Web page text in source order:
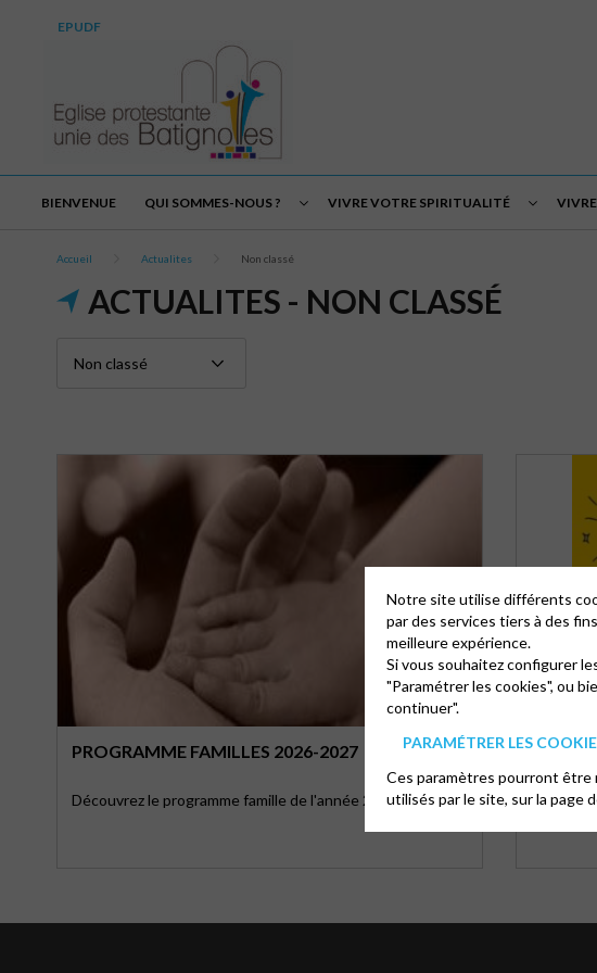
EPUDF
BIENVENUE QUI SOMMES-NOUS ? VIVRE VOTRE SPIRITUALITÉ
Accueil Actualites Non classé
ACTUALITES - NON CLASSÉ
PROGRAMME FAMILLES 2026-2027
Découvrez le programme famille de l'année 2026-2027 Le
Notre site utilise différents
par des services tiers à des
meilleure expérience.
Si vous souhaitez configurer
"Paramétrer les cookies", ou
continuer".
PARAMÉTRER LES
Ces paramètres pourront être
utilisés par le site, sur la page